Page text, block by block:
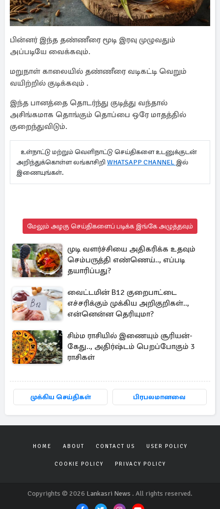
பின்னர் இந்த தண்ணீரை மூடி இரவு முழுவதும்
அப்படியே வைக்கவும்.
மறுநாள் காலையில் தண்ணீரை வடிகட்டி வெறும்
வயிற்றில் குடிக்கவும் .
இந்த பானத்தை தொடர்ந்து குடித்து வந்தால்
அசிங்கமாக தொங்கும் தொப்பை ஒரே மாதத்தில்
குறைந்துவிடும்.
உள்நாட்டு மற்றும் வெளிநாட்டு செய்திகளை உடனுக்குடன்
அறிந்துக்கொள்ள லங்காசிறி WHATSAPP CHANNEL இல்
இணையுங்கள்.
மேலும் அழகு செய்திகளைப் படிக்க இங்கே அழுத்தவும்
முடி வளர்ச்சியை அதிகரிக்க உதவும்
செம்பருத்தி எண்ணெய்.., எப்படி
தயாரிப்பது?
வைட்டமின் B12 குறைபாட்டை
எச்சரிக்கும் முக்கிய அறிகுறிகள்..,
என்னென்ன தெரியுமா?
சிம்ம ராசியில் இணையும் சூரியன்-
கேது.., அதிர்ஷ்டம் பெறப்போகும் 3
ராசிகள்
முக்கிய செய்திகள் பிரபலமானவை
HOME ABOUT CONTACT US USER POLICY
COOKIE POLICY PRIVACY POLICY
Copyrights © 2026 Lankasri News . All rights reserved.